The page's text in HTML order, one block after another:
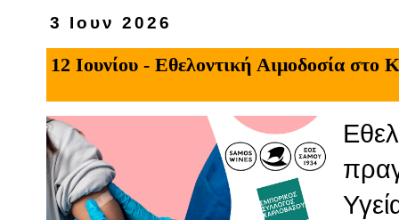
3 Ιουν 2026
12 Ιουνίου - Εθελοντική Αιμοδοσία στο